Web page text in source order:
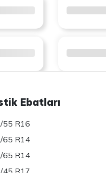
Ebatları
55 R16
65 R14
65 R14
45 R17